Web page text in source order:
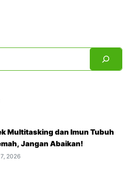
Multitasking dan Imun Tubuh
Jangan Abaikan!
2026